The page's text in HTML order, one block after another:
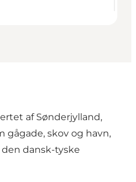
af Sønderjylland,
gågade, skov og havn,
dansk-tyske